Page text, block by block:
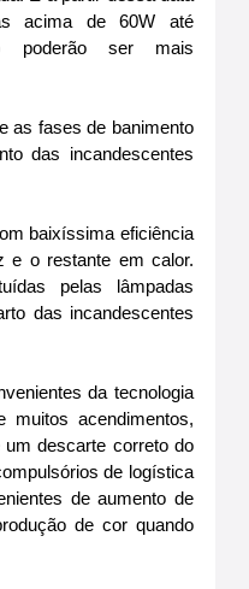
acima de 60W até
poderão ser mais
as fases de banimento
das incandescentes
baixíssima eficiência
e o restante em calor.
pelas lâmpadas
das incandescentes
da tecnologia
acendimentos,
descarte correto do
de logística
de aumento de
de cor quando